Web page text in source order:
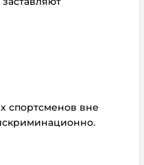
спортсменов вне